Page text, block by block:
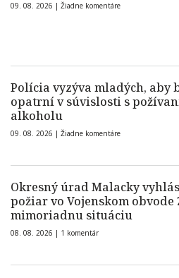
09. 08. 2026 | Žiadne komentáre
Polícia vyzýva mladých, aby
opatrní v súvislosti s
alkoholu
09. 08. 2026 | Žiadne komentáre
Okresný úrad Malacky
požiar vo Vojenskom obvode
mimoriadnu situáciu
08. 08. 2026 | 1 komentár